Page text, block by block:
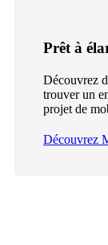
Prêt à
Découvrez
trouver un
projet de
Découvrez